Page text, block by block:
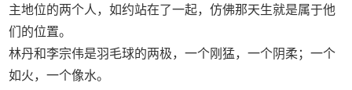
主地位的两个人，如约站在了一起，仿佛那天生就是属于他
们的位置。
林丹和李宗伟是羽毛球的两极，一个刚猛，一个阴柔；一个
如火，一个像水。